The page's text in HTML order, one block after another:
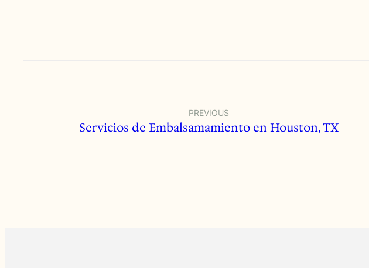
PREVIOUS
Servicios de Embalsamamiento en Houston, TX